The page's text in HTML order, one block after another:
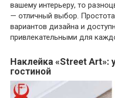
вашему интерьеру, то
— отличный выбор.
вариантов дизайна и
привлекательными для
Наклейка «Street Art»:
гостиной